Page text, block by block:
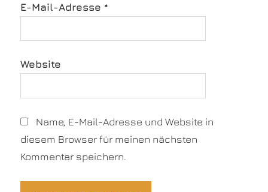
E-Mail-Adresse *
Website
Name, E-Mail-Adresse und Website in
diesem Browser für meinen nächsten
Kommentar speichern.